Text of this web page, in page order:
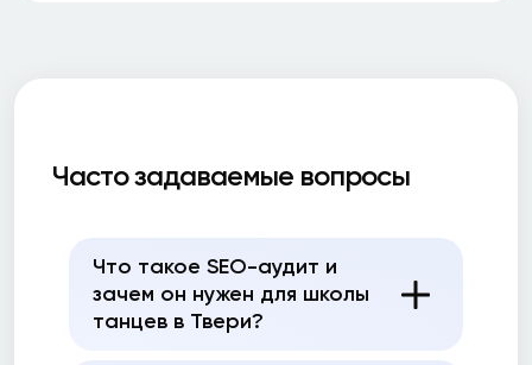
Часто задаваемые вопросы
Что такое SEO-аудит и
зачем он нужен для школы
танцев в Твери?